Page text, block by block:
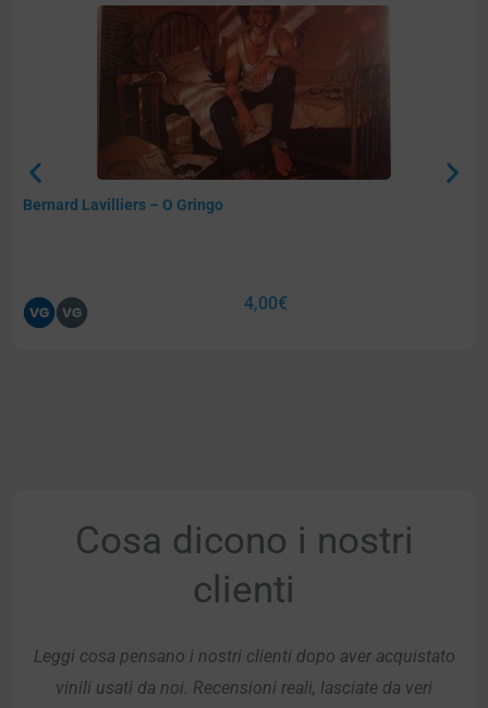
Bernard Lavilliers – O Gringo
4,00€
Cosa dicono i nostri
clienti
Leggi cosa pensano i nostri clienti dopo aver acquistato
vinili usati da noi. Recensioni reali, lasciate da veri